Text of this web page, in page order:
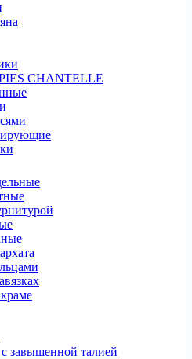
CHANTELLE
завышенной талией